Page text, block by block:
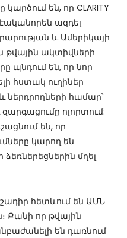
են, որ CLARITY
ազդել
և Ամերիկայի
թվային ակտիվների
պնդում են, որ նոր
հստակ ուղիներ
համար՝
ոլորտում:
են, որ
կարող են
մղել
հետևում են ԱՄՆ
Քանի որ թվային
են դառնում